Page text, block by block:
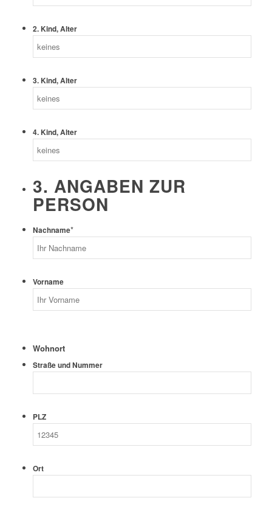
2. Kind, Alter
3. Kind, Alter
4. Kind, Alter
3. ANGABEN ZUR
PERSON
Nachname*
Vorname
Wohnort
Straße und Nummer
PLZ
Ort